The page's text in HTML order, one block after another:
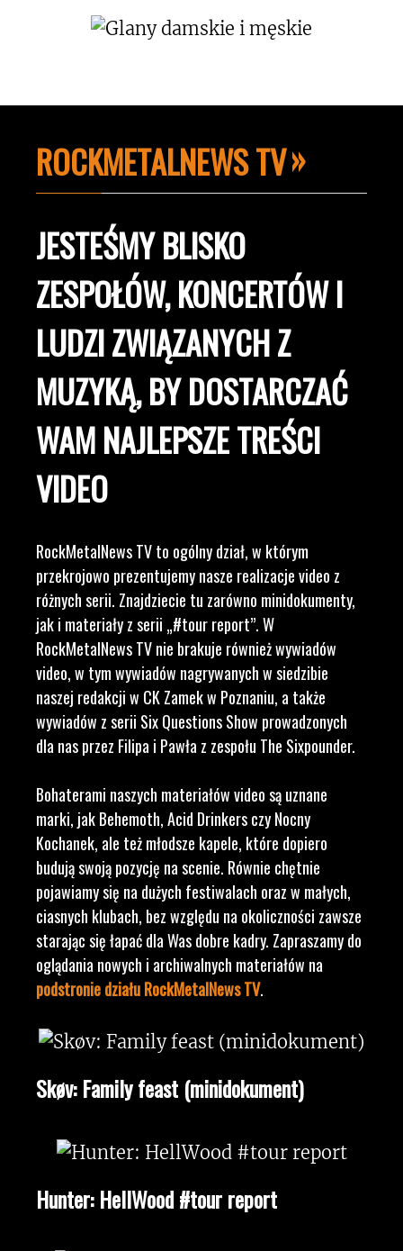
ROCKMETALNEWS TV
JESTEŚMY BLISKO
ZESPOŁÓW, KONCERTÓW I
LUDZI ZWIĄZANYCH Z
MUZYKĄ, BY DOSTARCZAĆ
WAM NAJLEPSZE TREŚCI
VIDEO
RockMetalNews TV to ogólny dział, w którym
przekrojowo prezentujemy nasze realizacje video z
różnych serii. Znajdziecie tu zarówno minidokumenty,
jak i materiały z serii „#tour report”. W
RockMetalNews TV nie brakuje również wywiadów
video, w tym wywiadów nagrywanych w siedzibie
naszej redakcji w CK Zamek w Poznaniu, a także
wywiadów z serii Six Questions Show prowadzonych
dla nas przez Filipa i Pawła z zespołu The Sixpounder.
Bohaterami naszych materiałów video są uznane
marki, jak Behemoth, Acid Drinkers czy Nocny
Kochanek, ale też młodsze kapele, które dopiero
budują swoją pozycję na scenie. Równie chętnie
pojawiamy się na dużych festiwalach oraz w małych,
ciasnych klubach, bez względu na okoliczności zawsze
starając się łapać dla Was dobre kadry. Zapraszamy do
oglądania nowych i archiwalnych materiałów na
podstronie działu RockMetalNews TV.
Skøv: Family feast (minidokument)
Hunter: HellWood #tour report